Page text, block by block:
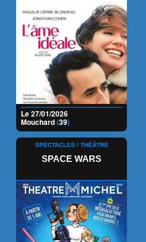
Le 27/01/2026
Mouchard(39)
SPECTACLES / THÉÂTRE
SPACE WARS